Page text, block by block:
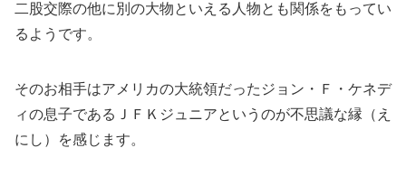
二股交際の他に別の大物といえる人物とも関係をもってい
るようです。
そのお相手はアメリカの大統領だったジョン・Ｆ・ケネデ
ィの息子であるＪＦＫジュニアというのが不思議な縁（え
にし）を感じます。